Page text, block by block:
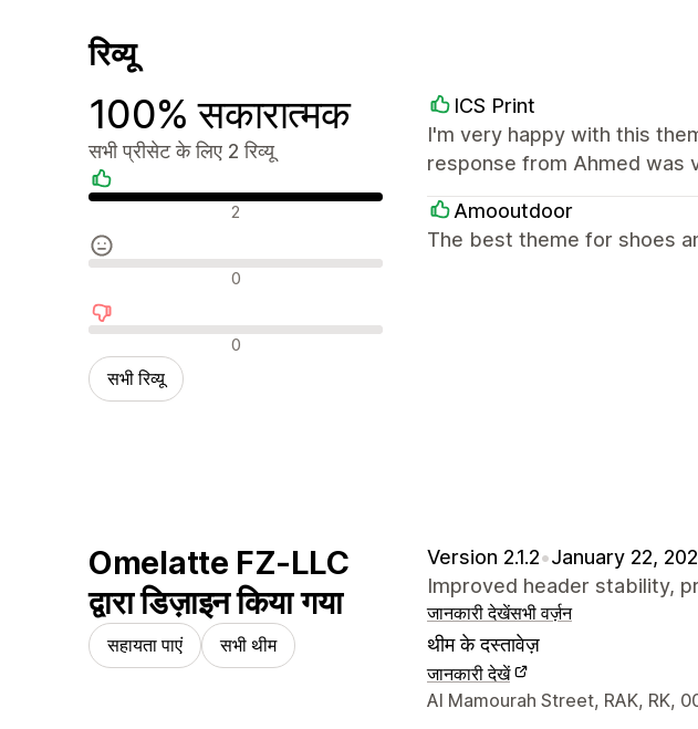
रिव्यू
100% सकारात्मक
सभी प्रीसेट के लिए 2 रिव्यू
सकारात्मक रिव्यू 2
न्यूट्रल रिव्यू 0
नकारात्मक रिव्यू 0
सभी रिव्यू
ICS Print
I'm very happy with this
response from Ahmed was
Amooutdoor
The best theme for shoes
Omelatte FZ-LLC
द्वारा डिज़ाइन किया गया
सहायता पाएं सभी थीम
Version 2.1.2•January 22,
Improved header stability,
जानकारी देखेंसभी वर्ज़न
थीम के दस्तावेज़
जानकारी देखें
डिज़ाइनर के संपर्क की जानकारी
Al Mamourah Street, RAK, RK,